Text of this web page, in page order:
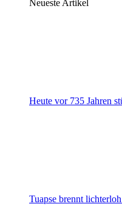
Neueste Artikel
Heute vor 735 Jahren
Tuapse brennt